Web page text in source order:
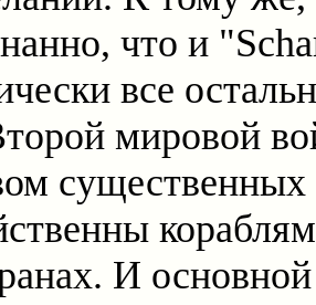
что и
все
мировой
существенных
И